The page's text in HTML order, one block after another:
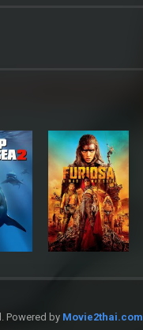
Powered by Movie2thai.com